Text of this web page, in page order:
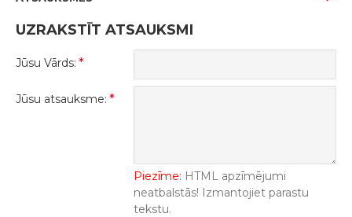
UZRAKSTĪT ATSAUKSMI
Jūsu Vārds:
Jūsu atsauksme:
Piezīme: HTML apzīmējumi
neatbalstās! Izmantojiet parastu
tekstu.